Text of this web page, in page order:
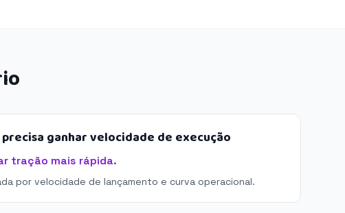
ganhar velocidade de execução
tração mais rápida.
por velocidade de lançamento e curva operacional.